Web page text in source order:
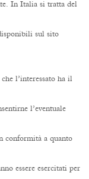
In Italia si tratta del
sul sito
l’interessato ha il
l’eventuale
conformità a quanto
essere esercitati per